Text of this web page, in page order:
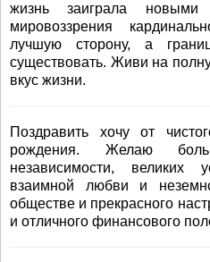
жизнь заиграла новыми
мировоззрения
лучшую сторону, а
существовать. Живи на
вкус жизни.
Поздравить хочу от
рождения. Желаю
независимости, великих
взаимной любви и
обществе и прекрасного
и отличного финансового